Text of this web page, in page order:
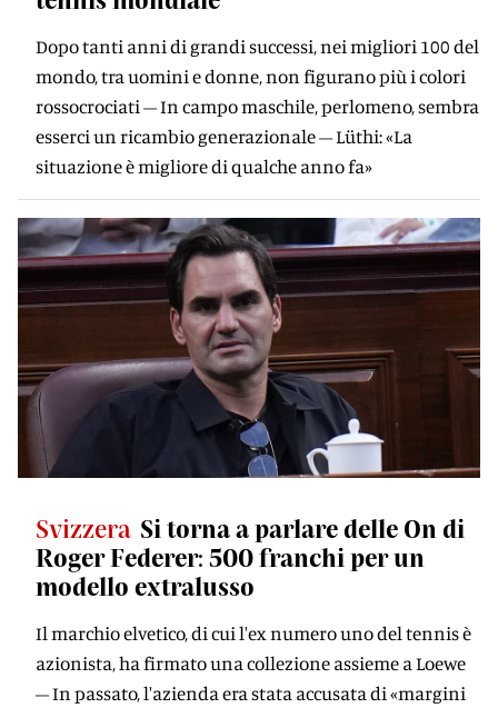
Dopo tanti anni di grandi successi, nei migliori 100 del
mondo, tra uomini e donne, non figurano più i colori
rossocrociati – In campo maschile, perlomeno, sembra
esserci un ricambio generazionale – Lüthi: «La
situazione è migliore di qualche anno fa»
Svizzera Si torna a parlare delle On di
Roger Federer: 500 franchi per un
modello extralusso
Il marchio elvetico, di cui l'ex numero uno del tennis è
azionista, ha firmato una collezione assieme a Loewe
– In passato, l'azienda era stata accusata di «margini